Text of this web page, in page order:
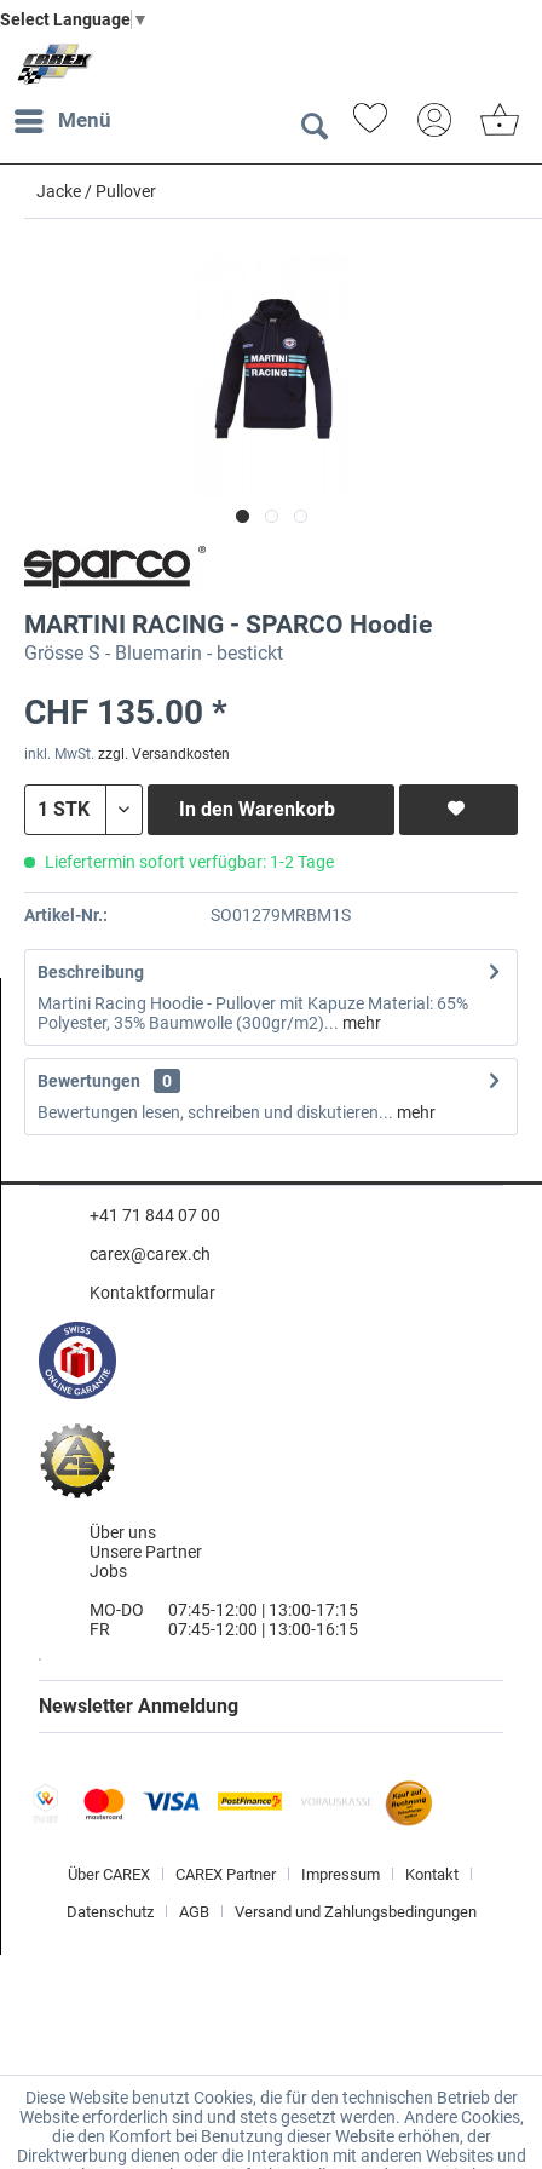
Select Language ▼
Menü
Jacke / Pullover
MARTINI RACING - SPARCO Hoodie
Grösse S - Bluemarin - bestickt
CHF 135.00 *
inkl. MwSt. zzgl. Versandkosten
In den Warenkorb
Liefertermin sofort verfügbar: 1-2 Tage
Artikel-Nr.: SO01279MRBM1S
Beschreibung
Martini Racing Hoodie - Pullover mit Kapuze Material: 65%
Polyester, 35% Baumwolle (300gr/m2)... mehr
Bewertungen
0
Bewertungen lesen, schreiben und diskutieren... mehr
+41 71 844 07 00
carex@carex.ch
Kontaktformular
Über uns
Unsere Partner
Jobs
MO-DO
FR
07:45-12:00 | 13:00-17:15
07:45-12:00 | 13:00-16:15
Newsletter Anmeldung
Über CAREX CAREX Partner Impressum Kontakt
Datenschutz AGB Versand und Zahlungsbedingungen
Diese Website benutzt Cookies, die für den technischen Betrieb der
Website erforderlich sind und stets gesetzt werden. Andere Cookies,
die den Komfort bei Benutzung dieser Website erhöhen, der
Direktwerbung dienen oder die Interaktion mit anderen Websites und